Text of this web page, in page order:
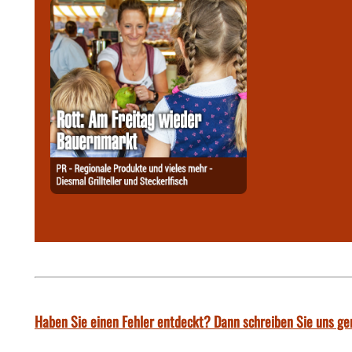
Haben Sie einen Fehler entdeckt? Dann schreiben Sie uns